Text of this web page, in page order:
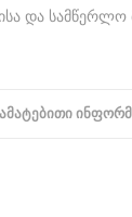
და